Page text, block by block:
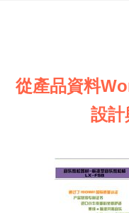
從產品資料
設計